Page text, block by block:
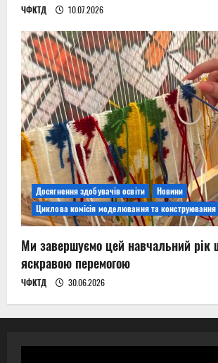
ЧФКТД 10.07.2026
Досягнення здобувачів освіти
Новини
Циклова комісія моделювання та конструювання
Ми завершуємо цей навчальний рік
яскравою перемогою
ЧФКТД 30.06.2026